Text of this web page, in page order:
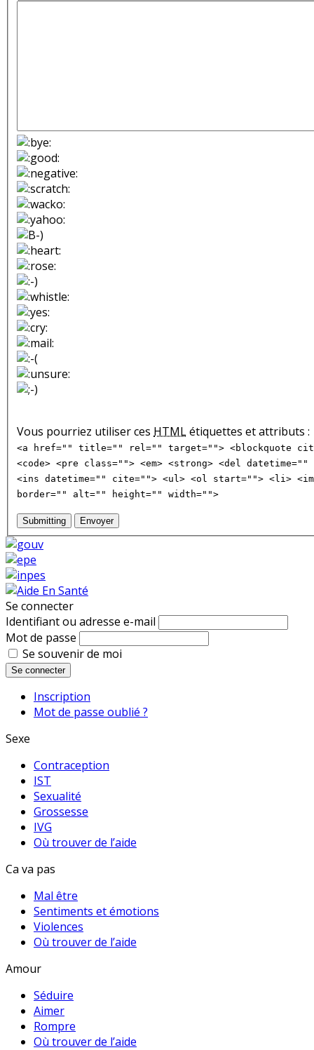
Vous pourriez utiliser ces HTMLétiquettes et attributs :
<a href="" title="" rel="" target=""> <blockquote
<code> <pre class=""> <em> <strong> <del
<ins datetime="" cite=""> <ul> <ol start=""> <li>
border="" alt="" height="" width="">
Submitting Envoyer
Se connecter
Identifiant ou adresse e-mail
Mot de passe
Se souvenir de moi
Se connecter
Inscription
Mot de passe oublié ?
Sexe
Contraception
IST
Sexualité
Grossesse
IVG
Où trouver de l’aide
Ca va pas
Mal être
Sentiments et émotions
Violences
Où trouver de l’aide
Amour
Séduire
Aimer
Rompre
Où trouver de l’aide